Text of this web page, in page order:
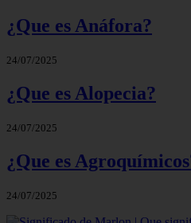
¿Que es Anáfora?
24/07/2025
¿Que es Alopecia?
24/07/2025
¿Que es
24/07/2025